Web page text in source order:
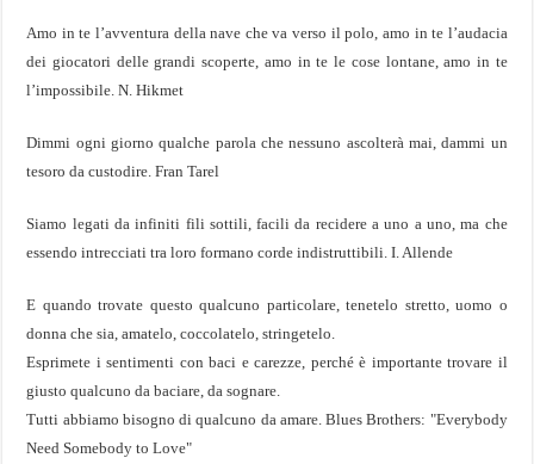
Amo in te l’avventura della nave che va verso il polo, amo in te l’audacia
dei giocatori delle grandi scoperte, amo in te le cose lontane, amo in te
l’impossibile. N. Hikmet
Dimmi ogni giorno qualche parola che nessuno ascolterà mai, dammi un
tesoro da custodire. Fran Tarel
Siamo legati da infiniti fili sottili, facili da recidere a uno a uno, ma che
essendo intrecciati tra loro formano corde indistruttibili. I. Allende
E quando trovate questo qualcuno particolare, tenetelo stretto, uomo o
donna che sia, amatelo, coccolatelo, stringetelo.
Esprimete i sentimenti con baci e carezze, perché è importante trovare il
giusto qualcuno da baciare, da sognare.
Tutti abbiamo bisogno di qualcuno da amare. Blues Brothers: "Everybody
Need Somebody to Love"